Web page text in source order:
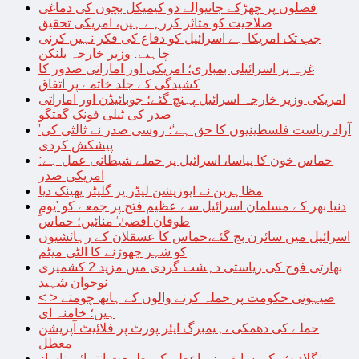
فصلوں پر چھڑکے جانیوالے دو کیمیکل بچوں کی دماغی
صلاحیت کو متاثر کررہے ہیں، امریکی تحقیق
جب تک امریکا ہے اسرائیل کو دفاع کی فکر نہیں کرنی
چاہیے: وزیر خارجہ بلنکن
غزہ پر اسرائیلی بمباری؛ امریکی اور اماراتی صدور کا
کشیدگی کے جلد خاتمے پر اتفاق
امریکی وزیر خارجہ اسرائیل پہنچ گئے؛ جوبائیڈن اور اماراتی
صدر کی ٹیلی فونک گفتگو
’آزاد ریاست فلسطینیوں کا حق ہے‘؛ روسی صدر نے ثالثی کی
پیشکش کردی
حماس خون کا پیاسا، اسرائیل پر حملے شیطانی عمل ہے:
امریکی صدر
مظاہرین نے اپوزیشن لیڈر پر گلیٹر پھینک دیا
دنیا بھر کے مسلمان اسرائیل سے عظیم فتح پر جمعے کو ’یومِ
طوفانِ اقصیٰ‘ منائیں؛ حماس
اسرائیل میں سائرن بج گئے،حماس کا عسقلان کے رہائشیوں
کو شہر چھوڑنے کا الٹی میٹم
بھارتی فوج کی ریاستی دہشت گردی میں مزید 2 کشمیری
نوجوان شہید
< > صیہونی حکومت پر حملہ کرنے والوں کے ہاتھ چومتے
ہیں؛ خامنہ ای
حملے کی دھمکی ،ہیمبرگ ایئر پورٹ پر فلائیٹ آپریشن
معطل